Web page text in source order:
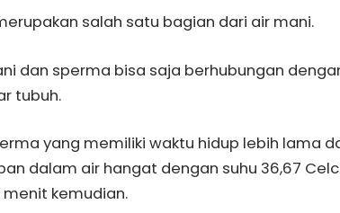
salah satu bagian dari air mani.
dan sperma bisa saja berhubungan
tubuh.
yang memiliki waktu hidup lebih lama
dalam air hangat dengan suhu 36,67
kemudian.